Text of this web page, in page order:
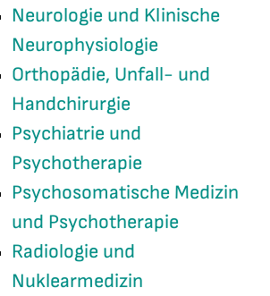
Neurologie und Klinische
Neurophysiologie
Orthopädie, Unfall- und
Handchirurgie
Psychiatrie und
Psychotherapie
Psychosomatische Medizin
und Psychotherapie
Radiologie und
Nuklearmedizin